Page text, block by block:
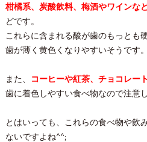
柑橘系、炭酸飲料、梅酒やワインな
どです。
これらに含まれる酸が歯のもっとも
歯が薄く黄色くなりやすいそうです。
また、 コーヒーや紅茶、チョコレー
歯に着色しやすい食べ物なので注意
とはいっても、これらの食べ物や飲
ないですよね^^;